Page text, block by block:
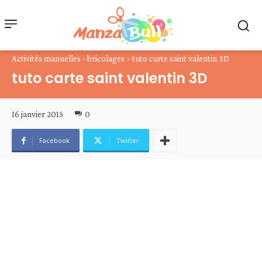
Activités manuelles - bricolages tuto carte saint valentin 3D
tuto carte saint valentin 3D
16 janvier 2015 0
Facebook Twitter